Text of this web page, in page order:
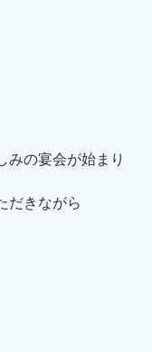
みの宴会が始まり
だきながら